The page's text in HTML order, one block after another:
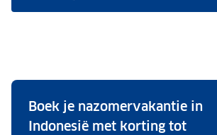
Boek je nazomervakantie in
Indonesië met korting tot